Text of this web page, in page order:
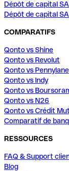
Dépôt de capital
Dépôt de capital
COMPARATIFS
Qonto vs Shine
Qonto vs Revolut
Qonto vs Pennylane
Qonto vs Indy
Qonto vs
Qonto vs N26
Qonto vs Crédit
Comparatif de
RESSOURCES
FAQ & Support
Blog